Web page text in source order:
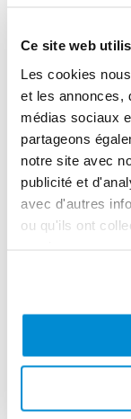
Ce site web
Les cookies
et les annonces,
médias sociaux
partageons
notre site avec
publicité et
avec d'autres
ou qu'ils ont
Garantie
1 an
3284660301210
CES